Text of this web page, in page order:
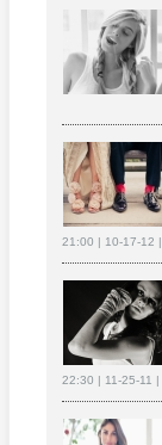
21:00 | 10-17-12 |
22:30 | 11-25-11 |